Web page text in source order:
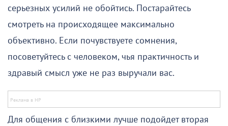
серьезных усилий не обойтись. Постарайтесь
смотреть на происходящее максимально
объективно. Если почувствуете сомнения,
посоветуйтесь с человеком, чья практичность и
здравый смысл уже не раз выручали вас.
Для общения с близкими лучше подойдет вторая